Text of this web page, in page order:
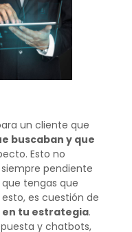
un cliente que
buscaban y que
Esto no
pendiente
tengas que
es cuestión de
tu estrategia.
y chatbots,